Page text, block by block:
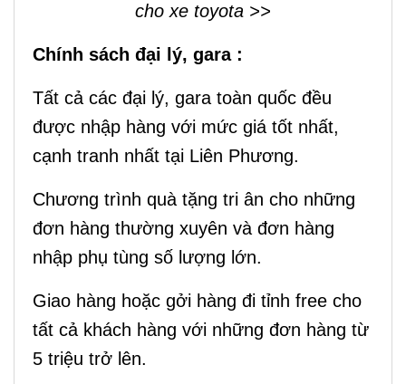
cho xe toyota >>
Chính sách đại lý, gara :
Tất cả các đại lý, gara toàn quốc đều
được nhập hàng với mức giá tốt nhất,
cạnh tranh nhất tại Liên Phương.
Chương trình quà tặng tri ân cho những
đơn hàng thường xuyên và đơn hàng
nhập phụ tùng số lượng lớn.
Giao hàng hoặc gởi hàng đi tỉnh free cho
tất cả khách hàng với những đơn hàng từ
5 triệu trở lên.